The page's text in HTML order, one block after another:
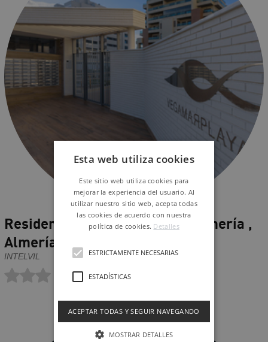
Residencial Vegamar Playa- Almería ,
Almería
INTELVIL
Esta web utiliza cookies
Este sitio web utiliza cookies para
mejorar la experiencia del usuario. Al
utilizar nuestro sitio web, acepta todas
las cookies de acuerdo con nuestra
política de cookies. Detalles
ESTRICTAMENTE NECESARIAS
ESTADÍSTICAS
ACEPTAR TODAS Y SEGUIR NAVEGANDO
MOSTRAR DETALLES